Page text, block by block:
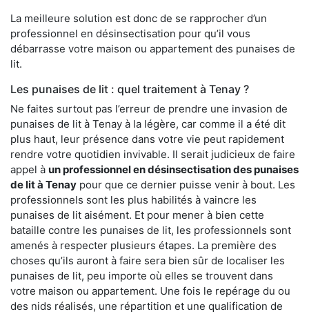
La meilleure solution est donc de se rapprocher d’un
professionnel en désinsectisation pour qu’il vous
débarrasse votre maison ou appartement des punaises de
lit.
Les punaises de lit : quel traitement à Tenay ?
Ne faites surtout pas l’erreur de prendre une invasion de
punaises de lit à Tenay à la légère, car comme il a été dit
plus haut, leur présence dans votre vie peut rapidement
rendre votre quotidien invivable. Il serait judicieux de faire
appel à un professionnel en désinsectisation des punaises
de lit à Tenay pour que ce dernier puisse venir à bout. Les
professionnels sont les plus habilités à vaincre les
punaises de lit aisément. Et pour mener à bien cette
bataille contre les punaises de lit, les professionnels sont
amenés à respecter plusieurs étapes. La première des
choses qu’ils auront à faire sera bien sûr de localiser les
punaises de lit, peu importe où elles se trouvent dans
votre maison ou appartement. Une fois le repérage du ou
des nids réalisés, une répartition et une qualification de